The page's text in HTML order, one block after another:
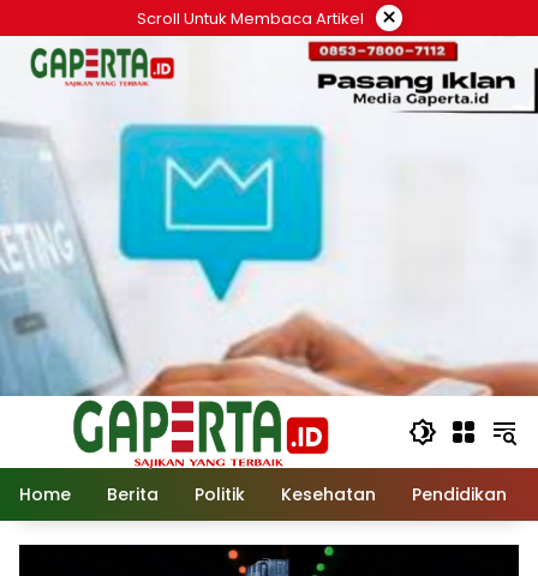
ke
konten
Scroll Untuk Membaca Artikel ×
Home Berita Politik Kesehatan Pendidikan